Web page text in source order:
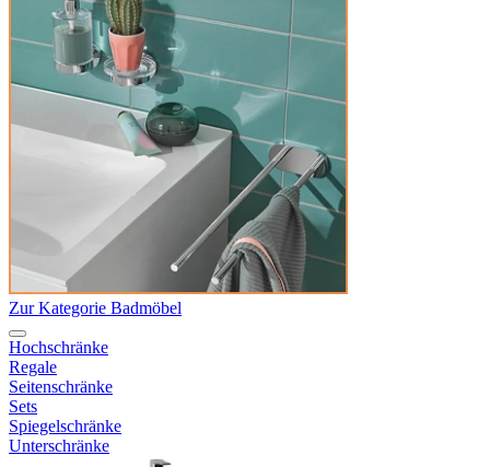
Zur Kategorie Badmöbel
Hochschränke
Regale
Seitenschränke
Sets
Spiegelschränke
Unterschränke